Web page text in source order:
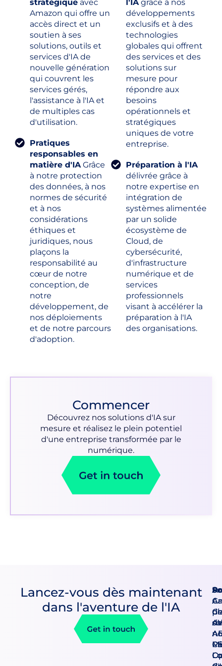
stratégique avec
Amazon qui offre un
accès direct et un
soutien à ses
solutions, outils et
services d'IA de
nouvelle génération
qui couvrent les
services gérés,
l'assistance à l'IA et
de multiples cas
d'utilisation.
Pratiques
responsables en
matière d'IAGrâce
à notre protection
des données, à nos
normes de sécurité
et à nos
considérations
éthiques et
juridiques, nous
plaçons la
responsabilité au
cœur de notre
conception, de
notre
développement, de
nos déploiements
et de notre parcours
d'adoption.
l'IAgrâce à nos
développements
exclusifs et à des
technologies
globales qui offrent
des services et des
solutions sur
mesure pour
répondre aux
besoins
opérationnels et
stratégiques
uniques de votre
entreprise.
Préparation à l'IA
délivrée grâce à
notre expertise en
intégration de
systèmes alimentée
par un solide
écosystème de
Cloud, de
cybersécurité,
d'infrastructure
numérique et de
services
professionnels
visant à accélérer la
préparation à l'IA
des organisations.
Commencer
Découvrez nos solutions d'IA sur
mesure et réalisez le plein potentiel
d'une entreprise transformée par le
numérique.
Lancez-vous dès maintenant
dans l'aventure de l'IA
AI
de
A
de